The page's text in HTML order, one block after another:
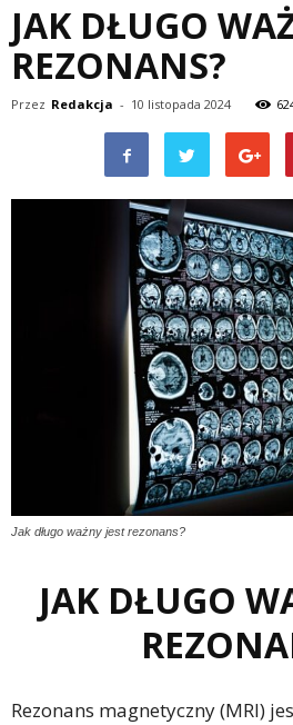
JAK DŁUGO
REZONANS?
Przez Redakcja - 10 listopada 2024
Jak długo ważny jest rezonans?
JAK DŁUGO
Rezonans magnetyczny (MRI)